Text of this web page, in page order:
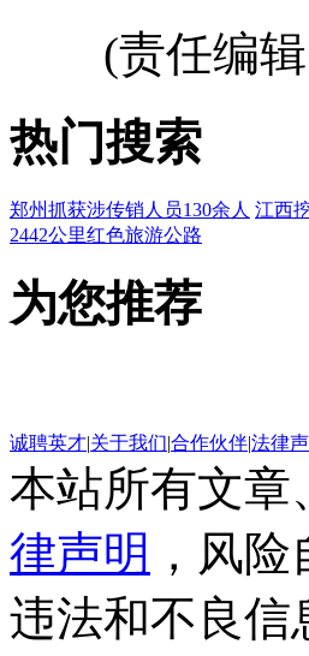
(责任编辑
热门搜索
郑州抓获涉传销人员130余人 江西
2442公里红色旅游公路
为您推荐
诚聘英才|关于我们|合作伙伴|法律
本站所有文章
律声明 ，风险
违法和不良信